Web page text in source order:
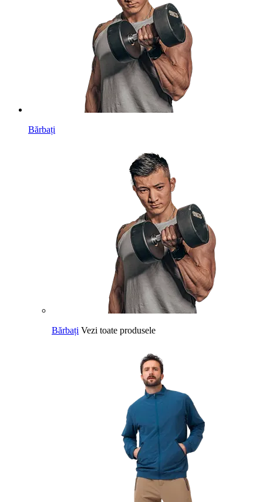
Bărbați
Bărbați Vezi toate produsele